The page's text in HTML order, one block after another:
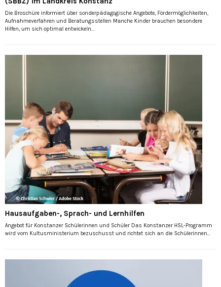
Die Broschüre informiert über sonderpädagogische Angebote, Fördermöglichkeiten,
Aufnahmeverfahren und Beratungsstellen Manche Kinder brauchen besondere
Hilfen, um sich optimal entwickeln...
Hausaufgaben-, Sprach- und Lernhilfen
Angebot für Konstanzer Schülerinnen und Schüler Das Konstanzer HSL-Programm
wird vom Kultusministerium bezuschusst und richtet sich an die Schülerinnen...